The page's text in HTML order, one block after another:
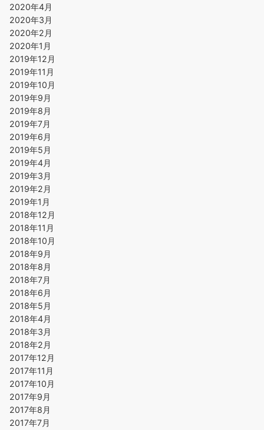
2020年4月
2020年3月
2020年2月
2020年1月
2019年12月
2019年11月
2019年10月
2019年9月
2019年8月
2019年7月
2019年6月
2019年5月
2019年4月
2019年3月
2019年2月
2019年1月
2018年12月
2018年11月
2018年10月
2018年9月
2018年8月
2018年7月
2018年6月
2018年5月
2018年4月
2018年3月
2018年2月
2017年12月
2017年11月
2017年10月
2017年9月
2017年8月
2017年7月